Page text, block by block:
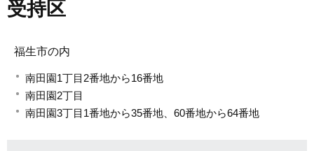
受持区
福生市の内
南田園1丁目2番地から16番地
南田園2丁目
南田園3丁目1番地から35番地、60番地から64番地